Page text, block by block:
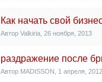
Как начать свой
Автор Valkiria 26 ноября, 2013
раздражение после
Автор MADISSON 1 апреля, 2012